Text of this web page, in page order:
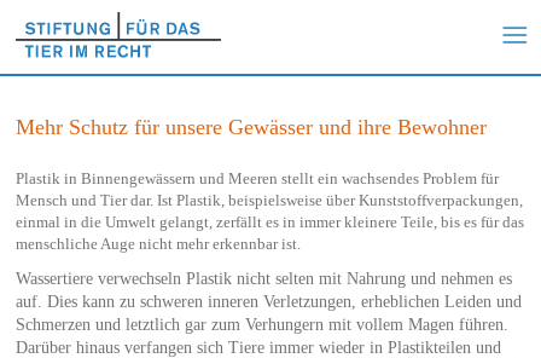
Mehr Schutz für unsere Gewässer und ihre Bewohner
Plastik in Binnengewässern und Meeren stellt ein wachsendes Problem für
Mensch und Tier dar. Ist Plastik, beispielsweise über Kunststoffverpackungen,
einmal in die Umwelt gelangt, zerfällt es in immer kleinere Teile, bis es für das
menschliche Auge nicht mehr erkennbar ist.
Wassertiere verwechseln Plastik nicht selten mit Nahrung und nehmen es
auf. Dies kann zu schweren inneren Verletzungen, erheblichen Leiden und
Schmerzen und letztlich gar zum Verhungern mit vollem Magen führen.
Darüber hinaus verfangen sich Tiere immer wieder in Plastikteilen und